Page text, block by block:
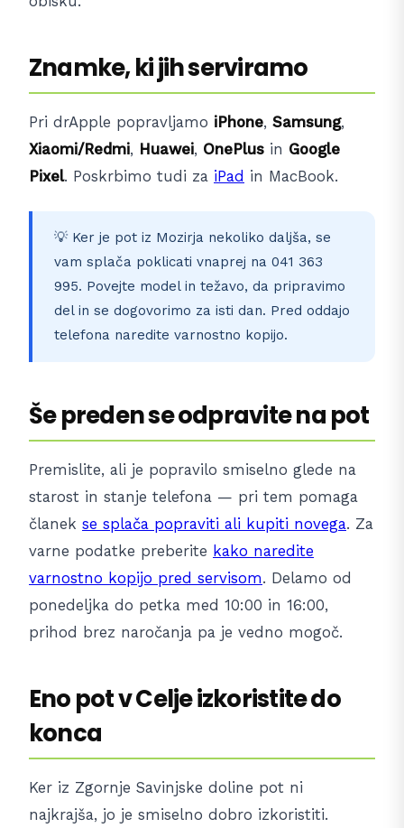
Znamke, ki jih serviramo
Pri drApple popravljamo iPhone, Samsung,
Xiaomi/Redmi, Huawei, OnePlus in Google
Pixel. Poskrbimo tudi za iPad in MacBook.
💡 Ker je pot iz Mozirja nekoliko daljša, se
vam splača poklicati vnaprej na 041 363
995. Povejte model in težavo, da pripravimo
del in se dogovorimo za isti dan. Pred oddajo
telefona naredite varnostno kopijo.
Še preden se odpravite na pot
Premislite, ali je popravilo smiselno glede na
starost in stanje telefona — pri tem pomaga
članek se splača popraviti ali kupiti novega. Za
varne podatke preberite kako naredite
varnostno kopijo pred servisom. Delamo od
ponedeljka do petka med 10:00 in 16:00,
prihod brez naročanja pa je vedno mogoč.
Eno pot v Celje izkoristite do
konca
Ker iz Zgornje Savinjske doline pot ni
najkrajša, jo je smiselno dobro izkoristiti.